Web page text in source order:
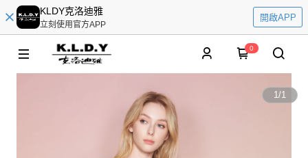
KLDY克洛迪雅
立刻使用官方APP
開啟APP
0
1/1